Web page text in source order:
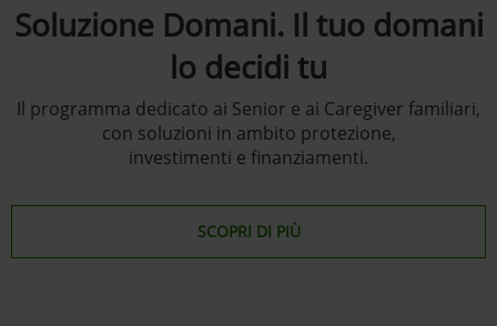
Soluzione Domani. Il tuo domani
lo decidi tu
Il programma dedicato ai Senior e ai Caregiver familiari,
con soluzioni in ambito protezione,
investimenti e finanziamenti.
SCOPRI DI PIÙ